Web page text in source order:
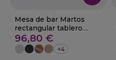
Mesa de bar Martos
rectangular tablero
melamina
96,80 €
+4